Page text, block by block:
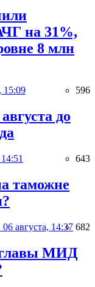
на 31%,
8 млн
15:09 596
до
643
таможне
06 августа, 14:37 682
главы МИД